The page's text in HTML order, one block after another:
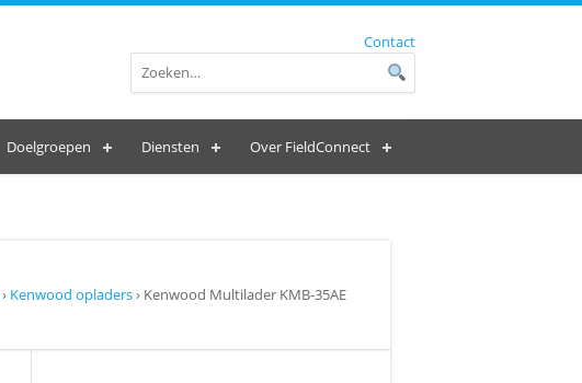
Contact
Doelgroepen Diensten Over FieldConnect
› Kenwood opladers› Kenwood Multilader KMB-35AE